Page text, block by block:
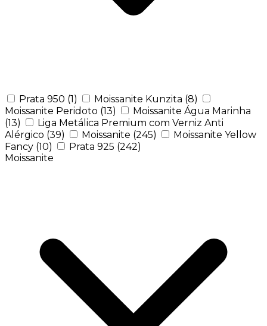
Prata 950 (1) Moissanite Kunzita (8)
Moissanite Peridoto (13)
Moissanite Água Marinha
(13)
Liga Metálica Premium com Verniz Anti
Alérgico (39) Moissanite (245)
Moissanite Yellow
Fancy (10) Prata 925 (242)
Moissanite